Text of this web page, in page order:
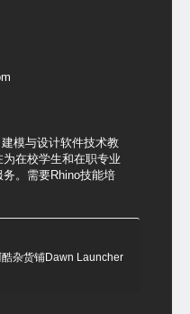
模与设计软件技术教
在校学生和在职专业
。需要Rhino技能培
杂货铺Dawn Launcher